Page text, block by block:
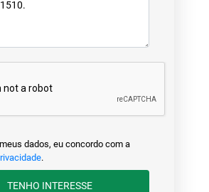
dados, eu concordo com a
.
TENHO INTERESSE